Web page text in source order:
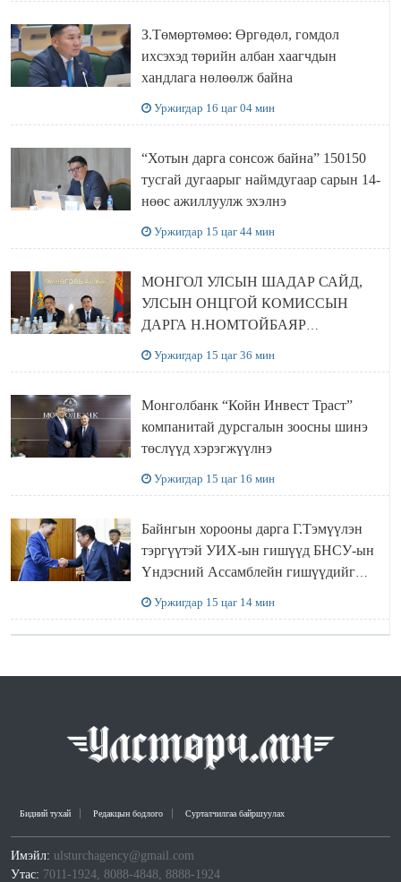
З.Төмөртөмөө: Өргөдөл, гомдол
ихсэхэд төрийн албан хаагчдын
хандлага нөлөөлж байна
Уржигдар 16 цаг 04 мин
“Хотын дарга сонсож байна” 150150
тусгай дугаарыг наймдугаар сарын 14-
нөөс ажиллуулж эхэлнэ
Уржигдар 15 цаг 44 мин
МОНГОЛ УЛСЫН ШАДАР САЙД,
УЛСЫН ОНЦГОЙ КОМИССЫН
ДАРГА Н.НОМТОЙБАЯР
Уржигдар 15 цаг 36 мин
Монголбанк “Койн Инвест Траст”
компанитай дурсгалын зоосны шинэ
төслүүд хэрэгжүүлнэ
Уржигдар 15 цаг 16 мин
Байнгын хорооны дарга Г.Тэмүүлэн
тэргүүтэй УИХ-ын гишүүд БНСУ-ын
Үндэсний Ассамблейн гишүүдийг
Уржигдар 15 цаг 14 мин
Бидний тухай Редакцын бодлого Сурталчилгаа байршуулах
Имэйл: ulsturchagency@gmail.com
Утас: 7011-1924, 8088-4848, 8888-1924